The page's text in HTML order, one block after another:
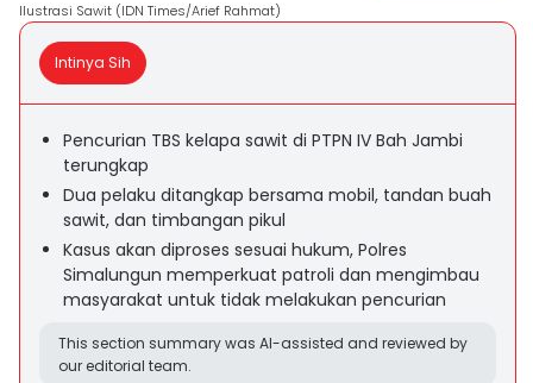
Ilustrasi Sawit (IDN Times/Arief Rahmat)
Intinya Sih
Pencurian TBS kelapa sawit di PTPN IV Bah Jambi
terungkap
Dua pelaku ditangkap bersama mobil, tandan buah
sawit, dan timbangan pikul
Kasus akan diproses sesuai hukum, Polres
Simalungun memperkuat patroli dan mengimbau
masyarakat untuk tidak melakukan pencurian
This section summary was AI-assisted and reviewed by
our editorial team.